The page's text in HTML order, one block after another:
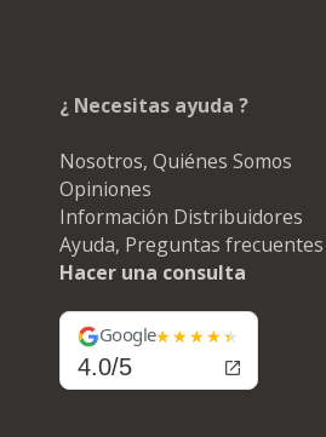
¿ Necesitas ayuda ?
Nosotros, Quiénes Somos
Opiniones
Información Distribuidores
Ayuda, Preguntas frecuentes
Hacer una consulta
Google
4.0/5